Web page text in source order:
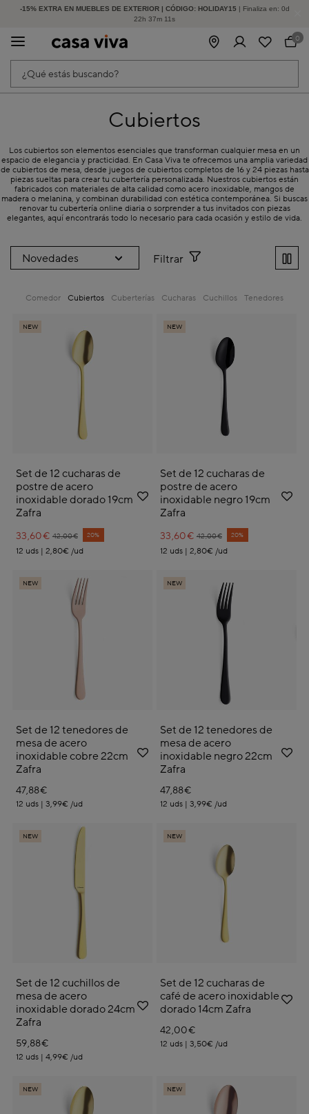
-15% EXTRA EN MUEBLES DE EXTERIOR | CÓDIGO: HOLIDAY15 | Finaliza en: 0d
22h 37m 10s
HASTA -60% DE DESCUENTO | SEGUNDAS REBAJAS
¿Qué estás buscando?
0
Cubiertos
Los cubiertos son elementos esenciales que transforman cualquier mesa en un
espacio de elegancia y practicidad. En Casa Viva te ofrecemos una amplia variedad
de cubiertos de mesa, desde juegos de cubiertos completos de 16 y 24 piezas hasta
piezas sueltas para crear tu cubertería personalizada. Nuestros cubiertos están
fabricados con materiales de alta calidad como acero inoxidable, mangos de
madera o melanina, y combinan durabilidad con estética contemporánea. Si buscas
renovar tu cubertería online diaria o sorprender a tus invitados con piezas
elegantes, aquí encontrarás todo lo necesario para cada ocasión y estilo de vida.
Filtrar
Comedor Cubiertos Cuberterías Cucharas Cuchillos Tenedores
NEW
Set de 12 cucharas de
postre de acero
inoxidable dorado 19cm
Zafra
Price reduced from
42,00€
to 20%
33,60€
12 uds | 2,80€ /ud
NEW
Set de 12 cucharas de
postre de acero
inoxidable negro 19cm
Zafra
Price reduced from
42,00€
to 20%
33,60€
12 uds | 2,80€ /ud
NEW
Set de 12 tenedores de
mesa de acero
inoxidable cobre 22cm
Zafra
47,88€
12 uds | 3,99€ /ud
NEW
Set de 12 tenedores de
mesa de acero
inoxidable negro 22cm
Zafra
47,88€
12 uds | 3,99€ /ud
NEW
Set de 12 cuchillos de
mesa de acero
inoxidable dorado 24cm
Zafra
59,88€
12 uds | 4,99€ /ud
NEW
Set de 12 cucharas de
café de acero inoxidable
dorado 14cm Zafra
42,00€
12 uds | 3,50€ /ud
NEW NEW